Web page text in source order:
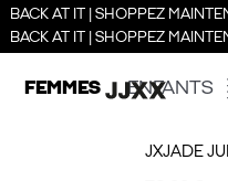
BACK AT IT | SHOPPEZ
BACK AT IT | SHOPPEZ
FEMMES ENFANTS
JXJADE